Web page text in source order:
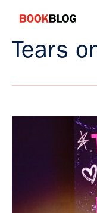
contenuto
Bookblog
Tears